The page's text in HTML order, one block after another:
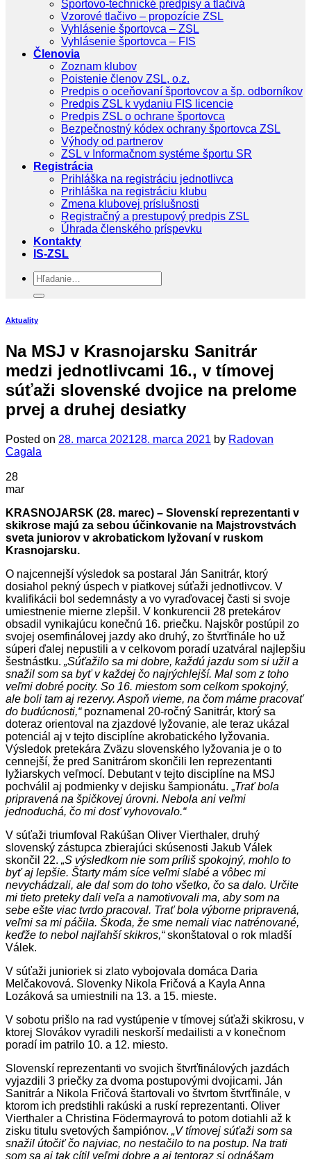
Športovo-technické predpisy a tlačivá
Vzorové tlačivo – propozície ZSL
Vyhlásenie športovca – ZSL
Vyhlásenie športovca – FIS
Členovia
Zoznam klubov
Poistenie členov ZSL, o.z.
Predpis o oceňovaní športovcov a šp. odborníkov
Predpis ZSL k vydaniu FIS licencie
Predpis ZSL o ochrane športovca
Bezpečnostný kódex ochrany športovca ZSL
Výhody od partnerov
ZSL v Informačnom systéme športu SR
Registrácia
Prihláška na registráciu jednotlivca
Prihláška na registráciu klubu
Zmena klubovej príslušnosti
Registračný a prestupový predpis ZSL
Úhrada členského príspevku
Kontakty
IS-ZSL
Aktuality
Na MSJ v Krasnojarsku Sanitrár
medzi jednotlivcami 16., v tímovej
súťaži slovenské dvojice na prelome
prvej a druhej desiatky
Posted on 28. marca 202128. marca 2021 by Radovan
Cagala
28
mar
KRASNOJARSK (28. marec) – Slovenskí reprezentanti v
skikrose majú za sebou účinkovanie na Majstrovstvách
sveta juniorov v akrobatickom lyžovaní v ruskom
Krasnojarsku.
O najcennejší výsledok sa postaral Ján Sanitrár, ktorý
dosiahol pekný úspech v piatkovej súťaži jednotlivcov. V
kvalifikácii bol sedemnásty a vo vyraďovacej časti si svoje
umiestnenie mierne zlepšil. V konkurencii 28 pretekárov
obsadil vynikajúcu konečnú 16. priečku. Najskôr postúpil zo
svojej osemfinálovej jazdy ako druhý, zo štvrťfinále ho už
súperi ďalej nepustili a v celkovom poradí uzatváral najlepšiu
šestnástku. „Súťažilo sa mi dobre, každú jazdu som si užil a
snažil som sa byť v každej čo najrýchlejší. Mal som z toho
veľmi dobré pocity. So 16. miestom som celkom spokojný,
ale boli tam aj rezervy. Aspoň vieme, na čom máme pracovať
do budúcnosti,“ poznamenal 20-ročný Sanitrár, ktorý sa
doteraz orientoval na zjazdové lyžovanie, ale teraz ukázal
potenciál aj v tejto disciplíne akrobatického lyžovania.
Výsledok pretekára Zväzu slovenského lyžovania je o to
cennejší, že pred Sanitrárom skončili len reprezentanti
lyžiarskych veľmocí. Debutant v tejto disciplíne na MSJ
pochválil aj podmienky v dejisku šampionátu. „Trať bola
pripravená na špičkovej úrovni. Nebola ani veľmi
jednoduchá, čo mi dosť vyhovovalo.“
V súťaži triumfoval Rakúšan Oliver Vierthaler, druhý
slovenský zástupca zbierajúci skúsenosti Jakub Válek
skončil 22. „S výsledkom nie som príliš spokojný, mohlo to
byť aj lepšie. Štarty mám síce veľmi slabé a vôbec mi
nevychádzali, ale dal som do toho všetko, čo sa dalo. Určite
mi tieto preteky dali veľa a namotivovali ma, aby som na
sebe ešte viac tvrdo pracoval. Trať bola výborne pripravená,
veľmi sa mi páčila. Škoda, že sme nemali viac natrénované,
keďže to nebol najľahší skikros,“skonštatoval o rok mladší
Válek.
V súťaži junioriek si zlato vybojovala domáca Daria
Melčakovová. Slovenky Nikola Fričová a Kayla Anna
Lozáková sa umiestnili na 13. a 15. mieste.
V sobotu prišlo na rad vystúpenie v tímovej súťaži skikrosu, v
ktorej Slovákov vyradili neskorší medailisti a v konečnom
poradí im patrilo 10. a 12. miesto.
Slovenskí reprezentanti vo svojich štvrťfinálových jazdách
vyjazdili 3 priečky za dvoma postupovými dvojicami. Ján
Sanitrár a Nikola Fričová štartovali vo štvrtom štvrťfinále, v
ktorom ich predstihli rakúski a ruskí reprezentanti. Oliver
Vierthaler a Christina Födermayrová to potom dotiahli až k
zisku titulu svetových šampiónov. „V tímovej súťaži som sa
snažil útočiť čo najviac, no nestačilo to na postup. Na trati
som sa aj tak cítil veľmi dobre a aj tentoraz si odnášam